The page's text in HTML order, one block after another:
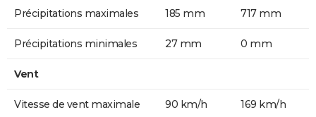
Précipitations maximales 185 mm 717 mm
Précipitations minimales 27 mm 0 mm
Vent
Vitesse de vent maximale 90 km/h 169 km/h